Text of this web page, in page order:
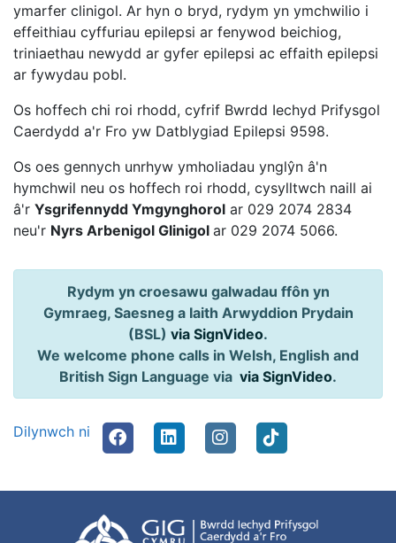
ymarfer clinigol. Ar hyn o bryd, rydym yn ymchwilio i
effeithiau cyffuriau epilepsi ar fenywod beichiog,
triniaethau newydd ar gyfer epilepsi ac effaith epilepsi
ar fywydau pobl.
Os hoffech chi roi rhodd, cyfrif Bwrdd Iechyd Prifysgol
Caerdydd a'r Fro yw Datblygiad Epilepsi 9598.
Os oes gennych unrhyw ymholiadau ynglŷn â'n
hymchwil neu os hoffech roi rhodd, cysylltwch naill ai
â'r Ysgrifennydd Ymgynghorol ar 029 2074 2834
neu'r Nyrs Arbenigol Glinigol ar 029 2074 5066.
Rydym yn croesawu galwadau ffôn yn
Gymraeg, Saesneg a Iaith Arwyddion Prydain
(BSL) via SignVideo.
We welcome phone calls in Welsh, English and
British Sign Language via via SignVideo.
Dilynwch ni